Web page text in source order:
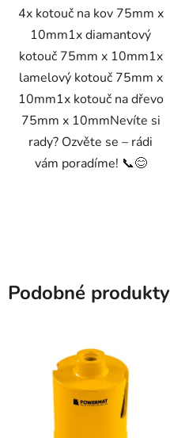
4x kotouč na kov 75mm x
10mm1x diamantový
kotouč 75mm x 10mm1x
lamelový kotouč 75mm x
10mm1x kotouč na dřevo
75mm x 10mmNevíte si
rady? Ozvěte se – rádi
vám poradíme! 📞😊
Podobné produkty